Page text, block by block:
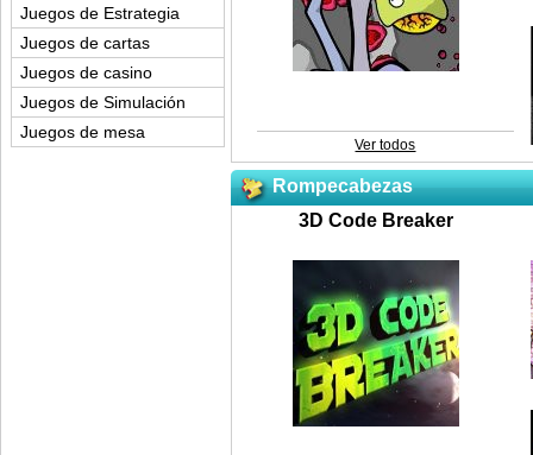
Ver todos
Rompecabezas
3D Code Breaker
Juegos de Estrategia
Juegos de cartas
Juegos de casino
Juegos de Simulación
Juegos de mesa